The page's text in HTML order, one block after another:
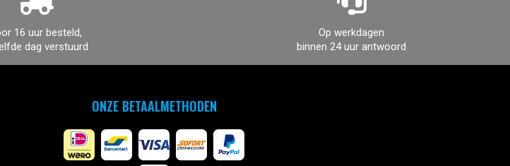
16 uur besteld,
dag verstuurd
Op werkdagen
binnen 24 uur antwoord
ONZE BETAALMETHODEN